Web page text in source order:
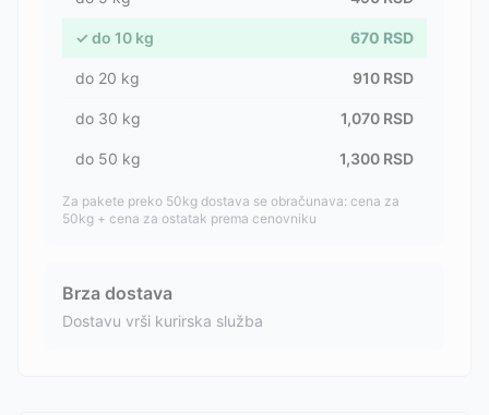
✓ do 10 kg 670 RSD
do 20 kg 910 RSD
do 30 kg 1,070 RSD
do 50 kg 1,300 RSD
Za pakete preko 50kg dostava se obračunava: cena za
50kg + cena za ostatak prema cenovniku
Brza dostava
Dostavu vrši kurirska služba